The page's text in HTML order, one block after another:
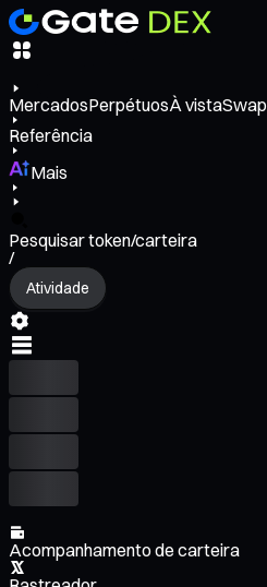
MercadosPerpétuosÀ vistaSwap
Referência
Mais
Pesquisar token/carteira
/
Atividade
Acompanhamento de carteira